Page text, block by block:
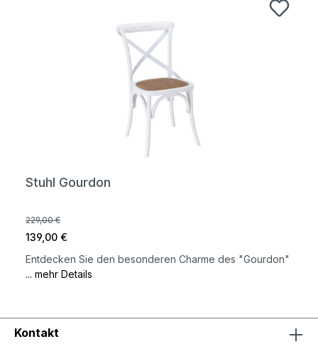
Stuhl Gourdon
229,00 €
139,00 €
Entdecken Sie den besonderen Charme des "Gourdon"
... mehr Details
Kontakt